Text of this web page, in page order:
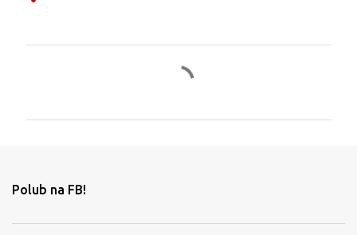
t
r
Polub na FB!